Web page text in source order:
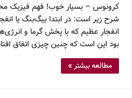
کرونوس – بسیار خوب! فهم فیزیک
شرح زیر است: در ابتدا بیگ‌بنگ یا
انفجار عظیم که با پخش گرما و
بود این است که چنین چیزی اتفاق
مطالعه بیشتر »